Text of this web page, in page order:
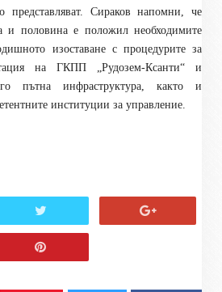
представляват. Сираков напомни, че
и половина е положил необходимите
изоставане с процедурите за
на ГКПП „Рудозем-Ксанти“ и
пътна инфраструктура, както и
институции за управление